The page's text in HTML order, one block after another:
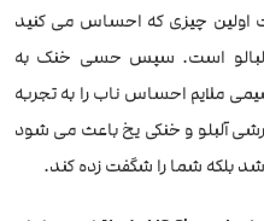
اولین چیزی که احساس می کنید
آلبالو است. سپس حسی خنک به
ملایم احساس ناب را به تجربه
آلبلو و خنکی یخ باعث می شود
بلکه شما را شگفت زده کند.